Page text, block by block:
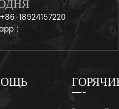
+86-18924157220
: